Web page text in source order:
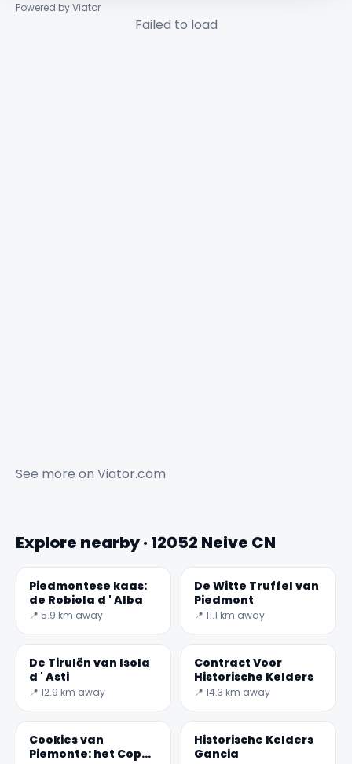
Powered by Viator
Failed to load
See more on Viator.com
Explore nearby · 12052 Neive CN
Piedmontese kaas:
de Robiola d ' Alba
📍 5.9 km away
De Witte Truffel van
Piedmont
📍 11.1 km away
De Tirulën van Isola
d ' Asti
📍 12.9 km away
Contract Voor
Historische Kelders
📍 14.3 km away
Cookies van
Piemonte: het Coppi
Historische Kelders
Gancia